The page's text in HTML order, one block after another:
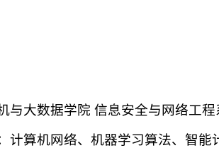
与大数据学院 信息安全与网络工
计算机网络、机器学习算法、智能